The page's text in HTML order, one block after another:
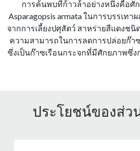
การค้นพบที่ก้าวล้ําอย่างหนึ่งคือศั
Asparagopsis armata ในการบรรเท
จากการเลี้ยงปศุสัตว์ สาหร่ายสีแดงช
ความสามารถในการลดการปล่อยก๊
ซึ่งเป็นก๊าซเรือนกระจกที่มีศักยภาพซึ่ง
ประโยชน์ของส่ว